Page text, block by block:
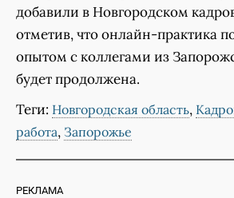
добавили в Новгородском
отметив, что онлайн-практика
опытом с коллегами из
будет продолжена.
Теги: Новгородская область,
работа, Запорожье
РЕКЛАМА